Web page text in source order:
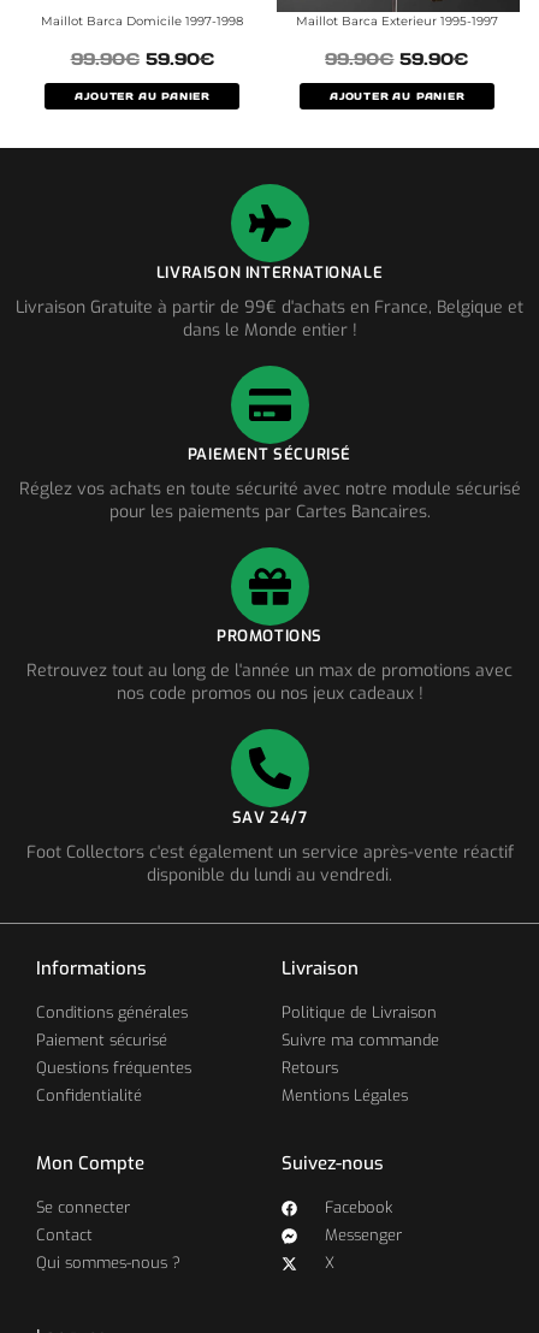
Maillot Barca Domicile 1997-1998
99.90€ 59.90€
AJOUTER AU PANIER
Maillot Barca Exterieur 1995-1997
99.90€ 59.90€
AJOUTER AU PANIER
LIVRAISON INTERNATIONALE
Livraison Gratuite à partir de 99€ d'achats en France, Belgique et
dans le Monde entier !
PAIEMENT SÉCURISÉ
Réglez vos achats en toute sécurité avec notre module sécurisé
pour les paiements par Cartes Bancaires.
PROMOTIONS
Retrouvez tout au long de l'année un max de promotions avec
nos code promos ou nos jeux cadeaux !
SAV 24/7
Foot Collectors c'est également un service après-vente réactif
disponible du lundi au vendredi.
Informations
Conditions générales
Paiement sécurisé
Questions fréquentes
Confidentialité
Livraison
Politique de Livraison
Suivre ma commande
Retours
Mentions Légales
Mon Compte
Se connecter
Contact
Qui sommes-nous ?
Suivez-nous
Facebook
Messenger
X